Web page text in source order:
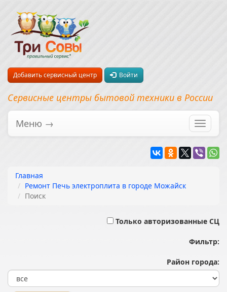
Добавить сервисный центр Войти
Сервисные центры бытовой техники в России
Меню →
Главная
Ремонт Печь электроплита в городе Можайск
Поиск
Только авторизованные СЦ
Фильтр:
Район города: